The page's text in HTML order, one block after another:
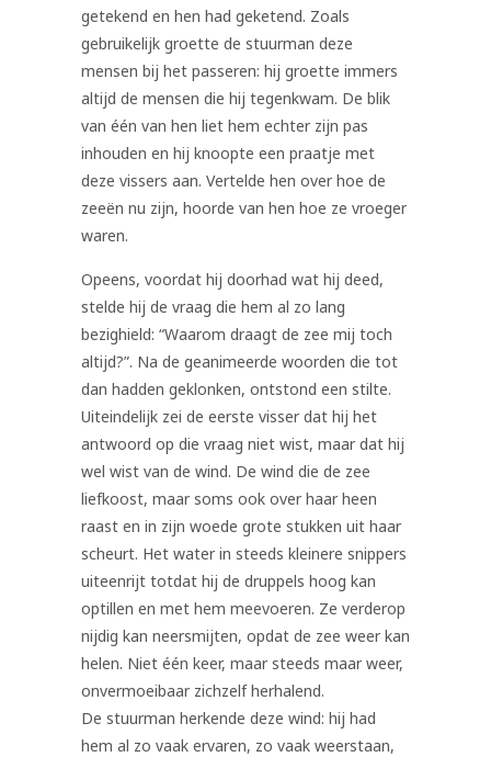
getekend en hen had geketend. Zoals
gebruikelijk groette de stuurman deze
mensen bij het passeren: hij groette immers
altijd de mensen die hij tegenkwam. De blik
van één van hen liet hem echter zijn pas
inhouden en hij knoopte een praatje met
deze vissers aan. Vertelde hen over hoe de
zeeën nu zijn, hoorde van hen hoe ze vroeger
waren.
Opeens, voordat hij doorhad wat hij deed,
stelde hij de vraag die hem al zo lang
bezighield: “Waarom draagt de zee mij toch
altijd?”. Na de geanimeerde woorden die tot
dan hadden geklonken, ontstond een stilte.
Uiteindelijk zei de eerste visser dat hij het
antwoord op die vraag niet wist, maar dat hij
wel wist van de wind. De wind die de zee
liefkoost, maar soms ook over haar heen
raast en in zijn woede grote stukken uit haar
scheurt. Het water in steeds kleinere snippers
uiteenrijt totdat hij de druppels hoog kan
optillen en met hem meevoeren. Ze verderop
nijdig kan neersmijten, opdat de zee weer kan
helen. Niet één keer, maar steeds maar weer,
onvermoeibaar zichzelf herhalend.
De stuurman herkende deze wind: hij had
hem al zo vaak ervaren, zo vaak weerstaan,